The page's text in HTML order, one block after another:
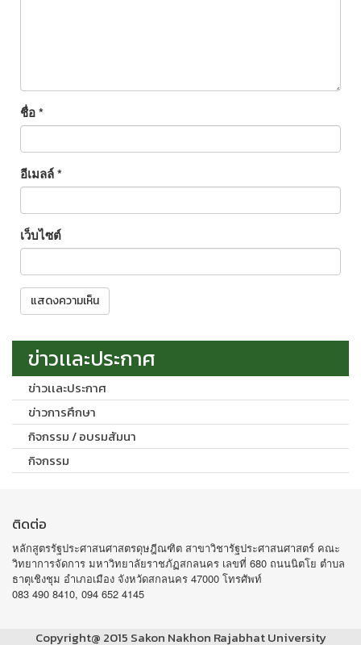
ชื่อ*
อีเมลล์*
เว็บไซต์
ข่าวเเละประกาศ
ข่าวเเละประกาศ
ข่าวการศึกษา
กิจกรรม / อบรมสัมนา
กิจกรรม
ติดต่อ
หลักสูตรรัฐประศาสนศาสตรดุษฎีณฑิต สาขาวิชารัฐประศาสนศาสตร์ คณะ
วิทยาการจัดการ มหาวิทยาลัยราชภัฏสกลนคร เลขที่ 680 ถนนนิตโย ตำบล
ธาตุเชิงชุม อำเภอเมือง จังหวัดสกลนคร 47000 โทรศัพท์
083 490 8410, 094 652 4145
Copyright@ 2015 Sakon Nakhon Rajabhat University